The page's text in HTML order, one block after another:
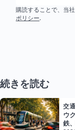
購読することで、当
ポリシー.
続きを読む
交通
ウ
鉄